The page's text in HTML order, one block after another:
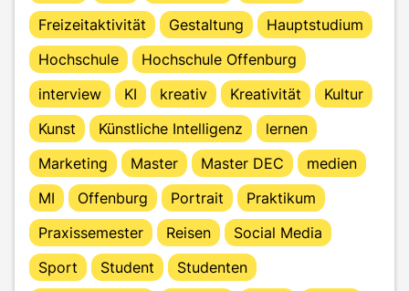
Freizeitaktivität
Gestaltung
Hauptstudium
Hochschule
Hochschule Offenburg
interview
KI kreativ Kreativität
Kultur
Kunst
Künstliche Intelligenz
lernen
Marketing
Master Master DEC
medien
MI
Offenburg Portrait
Praktikum
Praxissemester
Reisen
Social Media
Sport
Student
Studenten